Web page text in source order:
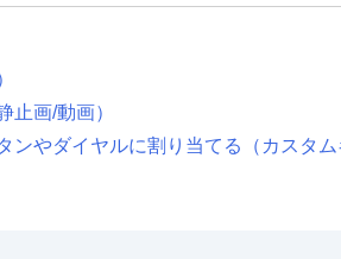
レーミング補正
補正（静止画/動画）
リダクション
止画/動画）
ンやダイヤルに割り当てる（ カスタ